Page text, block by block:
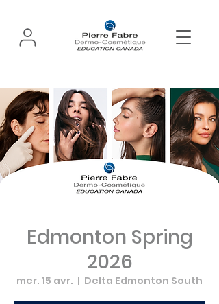
Edmonton Spring
2026
mer. 15 avr.
  |
Delta Edmonton South